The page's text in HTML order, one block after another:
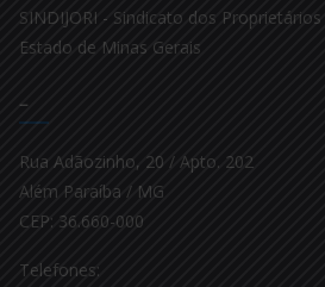
SINDIJORI - Sindicato dos
Estado de Minas Gerais
–
Rua Adãozinho, 20 / Apto. 202
Além Paraíba / MG
CEP: 36.660-000
Telefones: